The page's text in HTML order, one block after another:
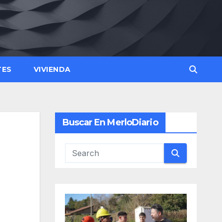
VIVIENDA
Buscar En MerloDiario